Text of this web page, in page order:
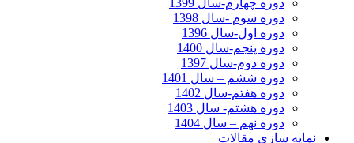
دوره چهارم-سال 1399
دوره سوم -سال 1398
دوره اول-سال 1396
دوره پنجم-سال 1400
دوره دوم-سال 1397
دوره ششم – سال 1401
دوره هفتم-سال 1402
دوره هشتم- سال 1403
دوره نهم – سال 1404
نمایه سازی مقالات